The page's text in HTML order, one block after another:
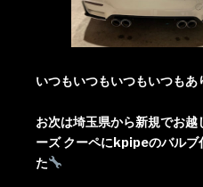
いつもいつもいつもいつもあ
お次は埼玉県から新規でお
ーズ クーペにkpipeのバルブ
た